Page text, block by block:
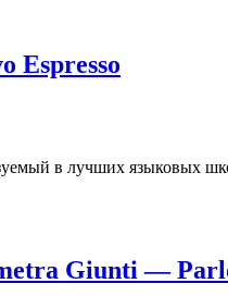
Espresso
в лучших языковых
Giunti —